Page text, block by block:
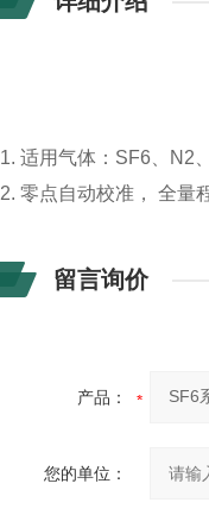
1. 适用气体：SF6、N2
2. 零点自动校准， 全量
留言询价
产品：
您的单位：